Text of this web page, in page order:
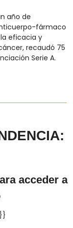
año de
fármaco
eficacia y
recaudó 75
acceder a